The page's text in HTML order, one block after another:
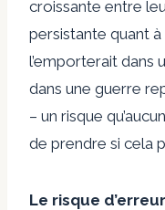
croissante entre
persistante quant
l’emporterait dans
dans une guerre
– un risque
de prendre si cela
Le risque